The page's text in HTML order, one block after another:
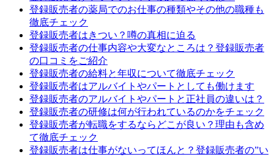
登録販売者の薬局でのお仕事の種類やその他の職種も
徹底チェック
登録販売者はきつい？噂の真相に迫る
登録販売者の仕事内容や大変なところは？登録販売者
の口コミをご紹介
登録販売者の給料と年収について徹底チェック
登録販売者はアルバイトやパートとしても働けます
登録販売者のアルバイトやパートと正社員の違いは？
登録販売者の研修は何が行われているのかをチェック
登録販売者が転職をするならどこが良い？理由も含め
て徹底チェック
登録販売者は仕事がないってほんと？登録販売者の”い